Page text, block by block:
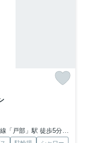
「戸部」駅 徒歩5分